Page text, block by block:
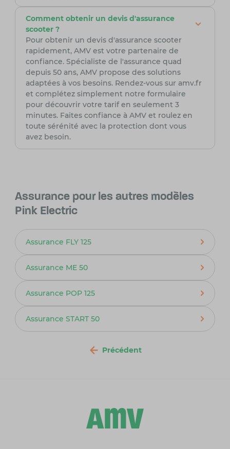
Comment obtenir un devis d'assurance
scooter ?
Pour obtenir un devis d'assurance scooter
rapidement, AMV est votre partenaire de
confiance. Spécialiste de l'assurance quad
depuis 50 ans, AMV propose des solutions
adaptées à vos besoins. Rendez-vous sur amv.fr
et complétez simplement notre formulaire
pour découvrir votre tarif en seulement 3
minutes. Faites confiance à AMV et roulez en
toute sérénité avec la protection dont vous
avez besoin.
Assurance pour les autres modèles
Pink Electric
Assurance FLY 125
Assurance ME 50
Assurance POP 125
Assurance START 50
Précédent